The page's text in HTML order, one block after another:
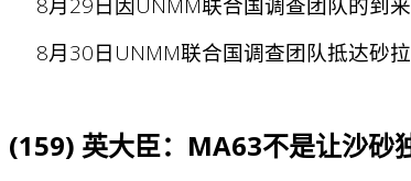
8月30日UNMM联合国调查团队抵达砂拉
(159) 英大臣：MA63不是让沙砂